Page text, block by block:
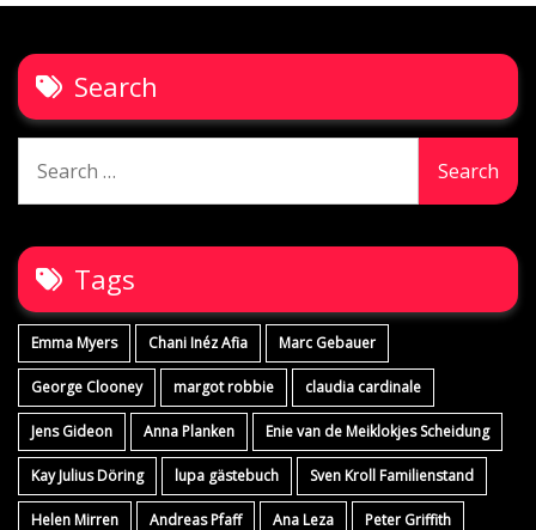
Search
for:
Tags
Emma Myers Chani Inéz Afia Marc Gebauer
George Clooney margot robbie claudia cardinale
Jens Gideon Anna Planken Enie van de Meiklokjes Scheidung
Kay Julius Döring lupa gästebuch Sven Kroll Familienstand
Helen Mirren Andreas Pfaff Ana Leza Peter Griffith